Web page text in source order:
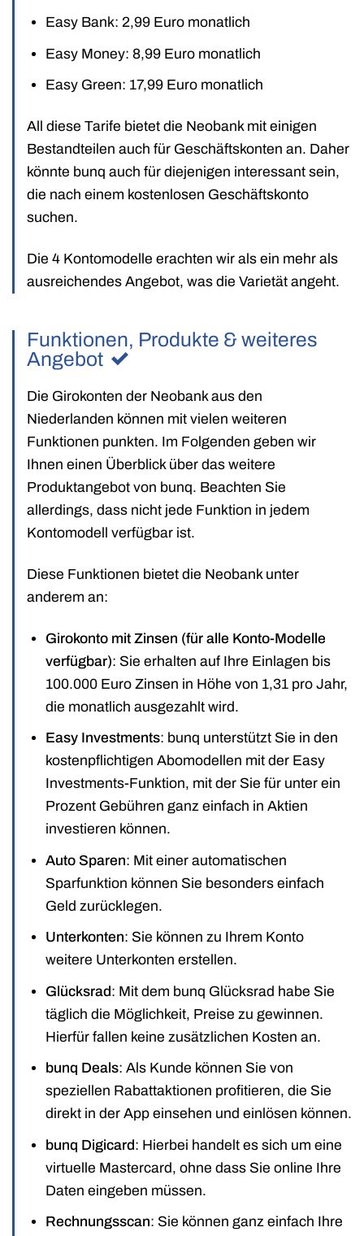
Easy Bank: 2,99 Euro monatlich
Easy Money: 8,99 Euro monatlich
Easy Green: 17,99 Euro monatlich
All diese Tarife bietet die Neobank mit einigen
Bestandteilen auch für Geschäftskonten an. Daher
könnte bunq auch für diejenigen interessant sein,
die nach einem kostenlosen Geschäftskonto
suchen.
Die 4 Kontomodelle erachten wir als ein mehr als
ausreichendes Angebot, was die Varietät angeht.
Funktionen, Produkte & weiteres
Angebot
Die Girokonten der Neobank aus den
Niederlanden können mit vielen weiteren
Funktionen punkten. Im Folgenden geben wir
Ihnen einen Überblick über das weitere
Produktangebot von bunq. Beachten Sie
allerdings, dass nicht jede Funktion in jedem
Kontomodell verfügbar ist.
Diese Funktionen bietet die Neobank unter
anderem an:
Girokonto mit Zinsen (für alle Konto-Modelle
verfügbar): Sie erhalten auf Ihre Einlagen bis
100.000 Euro Zinsen in Höhe von 1,31 pro Jahr,
die monatlich ausgezahlt wird.
Easy Investments: bunq unterstützt Sie in den
kostenpflichtigen Abomodellen mit der Easy
Investments-Funktion, mit der Sie für unter ein
Prozent Gebühren ganz einfach in Aktien
investieren können.
Auto Sparen: Mit einer automatischen
Sparfunktion können Sie besonders einfach
Geld zurücklegen.
Unterkonten: Sie können zu Ihrem Konto
weitere Unterkonten erstellen.
Glücksrad: Mit dem bunq Glücksrad habe Sie
täglich die Möglichkeit, Preise zu gewinnen.
Hierfür fallen keine zusätzlichen Kosten an.
bunq Deals: Als Kunde können Sie von
speziellen Rabattaktionen profitieren, die Sie
direkt in der App einsehen und einlösen können.
bunq Digicard: Hierbei handelt es sich um eine
virtuelle Mastercard, ohne dass Sie online Ihre
Daten eingeben müssen.
Rechnungsscan: Sie können ganz einfach Ihre